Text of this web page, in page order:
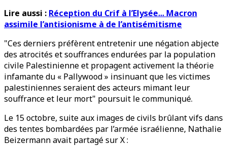
Lire aussi : Réception du Crif à l’Elysée... Macron
assimile l’antisionisme à de l’antisémitisme
"Ces derniers préfèrent entretenir une négation abjecte
des atrocités et souffrances endurées par la population
civile Palestinienne et propagent activement la théorie
infamante du « Pallywood » insinuant que les victimes
palestiniennes seraient des acteurs mimant leur
souffrance et leur mort" poursuit le communiqué.
Le 15 octobre, suite aux images de civils brûlant vifs dans
des tentes bombardées par l’armée israélienne, Nathalie
Beizermann avait partagé sur X :